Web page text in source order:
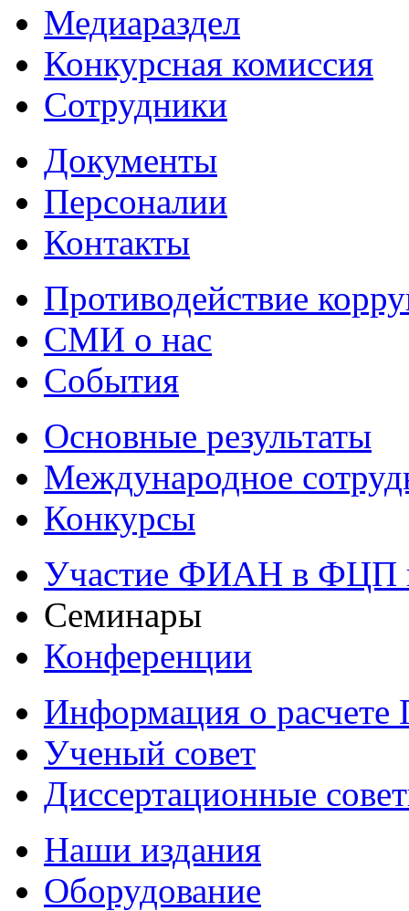
Медиараздел
Конкурсная комиссия
Сотрудники
Документы
Персоналии
Контакты
Противодействие
СМИ о нас
События
Основные результаты
Международное
Конкурсы
Участие ФИАН в ФЦП
Семинары
Конференции
Информация о
Ученый совет
Диссертационные
Наши издания
Оборудование